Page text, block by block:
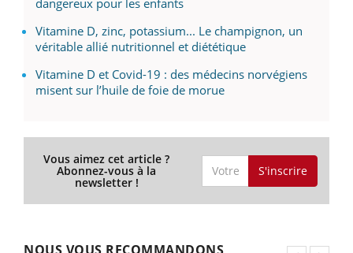
dangereux pour les enfants
Vitamine D, zinc, potassium... Le champignon, un
véritable allié nutritionnel et diététique
Vitamine D et Covid-19 : des médecins norvégiens
misent sur l’huile de foie de morue
Vous aimez cet article ?
Abonnez-vous à la
newsletter !
S'inscrire